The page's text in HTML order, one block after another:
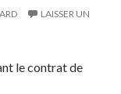
LAISSER UN
le contrat de